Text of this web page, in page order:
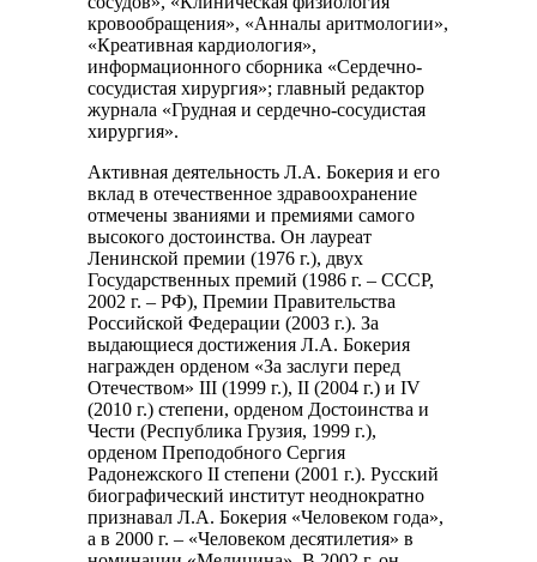
кровообращения», «Анналы аритмологии»,
«Креативная кардиология»,
информационного сборника «Сердечно-
сосудистая хирургия»; главный редактор
журнала «Грудная и сердечно-сосудистая
хирургия».
Активная деятельность Л.А. Бокерия и его
вклад в отечественное здравоохранение
отмечены званиями и премиями самого
высокого достоинства. Он лауреат
Ленинской премии (1976 г.), двух
Государственных премий (1986 г. – СССР,
2002 г. – РФ), Премии Правительства
Российской Федерации (2003 г.). За
выдающиеся достижения Л.А. Бокерия
награжден орденом «За заслуги перед
Отечеством» III (1999 г.), II (2004 г.) и IV
(2010 г.) степени, орденом Достоинства и
Чести (Республика Грузия, 1999 г.),
орденом Преподобного Сергия
Радонежского II степени (2001 г.). Русский
биографический институт неоднократно
признавал Л.А. Бокерия «Человеком года»,
а в 2000 г. – «Человеком десятилетия» в